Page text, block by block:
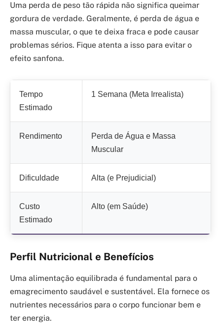
Uma perda de peso tão rápida não significa queimar
gordura de verdade. Geralmente, é perda de água e
massa muscular, o que te deixa fraca e pode causar
problemas sérios. Fique atenta a isso para evitar o
efeito sanfona.
Tempo
Estimado
1 Semana (Meta Irrealista)
Rendimento
Perda de Água e Massa
Muscular
Dificuldade Alta (e Prejudicial)
Custo
Estimado
Alto (em Saúde)
Perfil Nutricional e Benefícios
Uma alimentação equilibrada é fundamental para o
emagrecimento saudável e sustentável. Ela fornece os
nutrientes necessários para o corpo funcionar bem e
ter energia.